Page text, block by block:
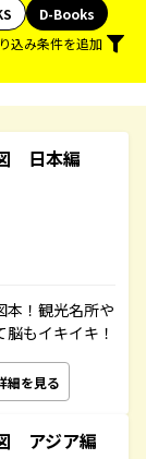
D-Books
込み条件を追加
日本編
本！観光名所や
もイキイキ！
細を見る
アジア編